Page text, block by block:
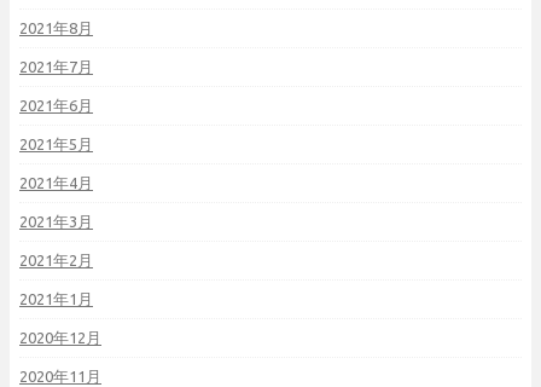
2021年8月
2021年7月
2021年6月
2021年5月
2021年4月
2021年3月
2021年2月
2021年1月
2020年12月
2020年11月